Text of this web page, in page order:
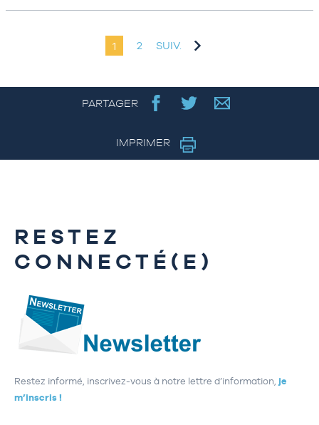
1 2 SUIV.
PARTAGER
IMPRIMER
RESTEZ
CONNECTÉ(E)
Restez informé, inscrivez-vous à notre lettre d’information, je
m’inscris !